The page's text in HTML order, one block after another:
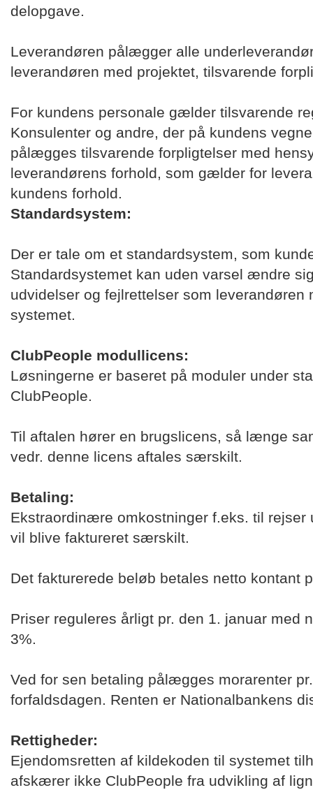
delopgave.
Leverandøren pålægger alle
leverandøren med projektet, tilsvarende
For kundens personale gælder tilsvarende
Konsulenter og andre, der på kundens
pålægges tilsvarende forpligtelser med
leverandørens forhold, som gælder for
kundens forhold.
Standardsystem:
Der er tale om et standardsystem, som
Standardsystemet kan uden varsel ændre
udvidelser og fejlrettelser som leverandøren
systemet.
ClubPeople modullicens:
Løsningerne er baseret på moduler under
ClubPeople.
Til aftalen hører en brugslicens, så længe
vedr. denne licens aftales særskilt.
Betaling:
Ekstraordinære omkostninger f.eks. til rejser
vil blive faktureret særskilt.
Det fakturerede beløb betales netto kontant
Priser reguleres årligt pr. den 1. januar med
3%.
Ved for sen betaling pålægges morarenter
forfaldsdagen. Renten er Nationalbankens
Rettigheder:
Ejendomsretten af kildekoden til systemet
afskærer ikke ClubPeople fra udvikling af